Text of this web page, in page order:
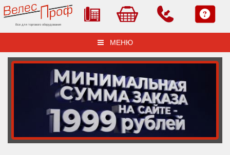
Все для торгового оборудования
МЕНЮ